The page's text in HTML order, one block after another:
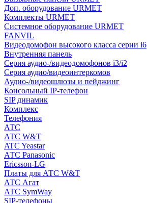
Доп. оборудование URMET
Комплекты URMET
Системное оборудование URMET
FANVIL
Видеодомофон высокого класса серии i6
Внутренняя панель
Серия аудио-/видеодомофонов i3/i2
Серия аудио/видеоинтеркомов
Аудио-/видеошлюзы и пейджинг
Консольный IP-телефон
SIP динамик
Комплекс
Телефония
АТС
АТС W&T
ATC Yeastar
АТС Panasonic
Ericsson-LG
Платы для АТС W&T
АТС Агат
АТС SymWay
SIP-телефоны